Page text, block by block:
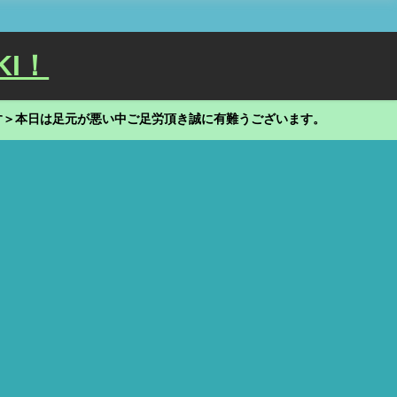
！
本日は足元が悪い中ご足労頂き誠に有難うございます。